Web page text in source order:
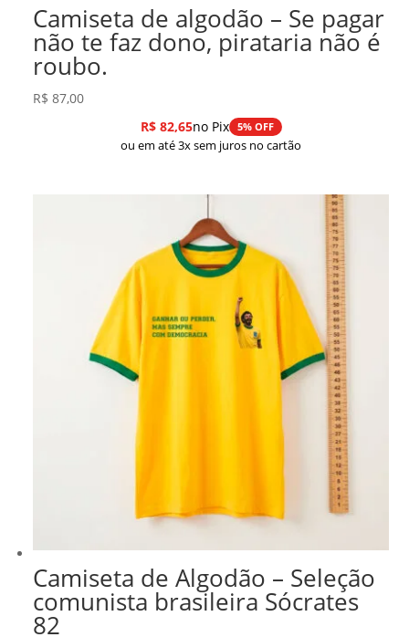
Camiseta de algodão – Se pagar
não te faz dono, pirataria não é
roubo.
R$ 87,00
R$82,65no Pix 5% OFF
ou em até 3x sem juros no cartão
Camiseta de Algodão – Seleção
comunista brasileira Sócrates
82